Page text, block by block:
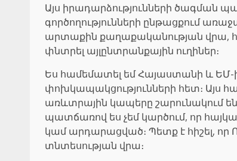
Այս իրադարձությունների ծագման
գործողությունների ընթացքում
արտաքին քաղաքականության վրա,
փնտրել այլընտրանքային ուղիներ։
Ես համեմատել եմ Հայաստանի և
փոխկապակցությունների հետ։ Այս
առևտրային կապերը շարունակում
պատճառով ես չեմ կարծում, որ
կամ արդարացված։ Պետք է հիշել, որ
տնտեսության վրա։